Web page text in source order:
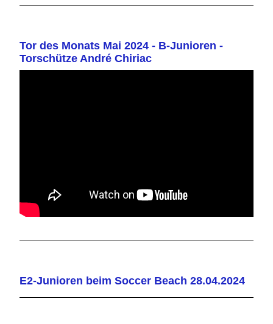
Tor des Monats Mai 2024 - B-Junioren -
Torschütze André Chiriac
E2-Junioren beim Soccer Beach 28.04.2024